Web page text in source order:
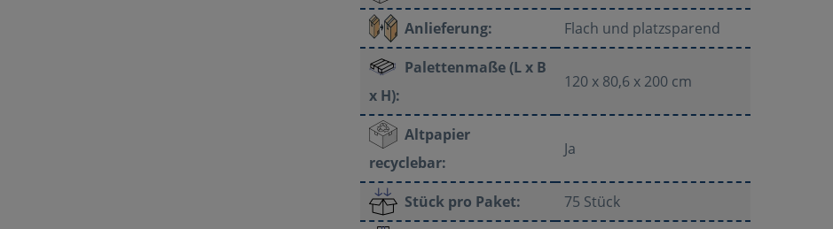
Anlieferung:
Flach und platzsparend
Palettenmaße (L x B
x H):
120 x 80,6 x 200 cm
Altpapier
recyclebar:
Ja
Stück pro Paket:
75 Stück